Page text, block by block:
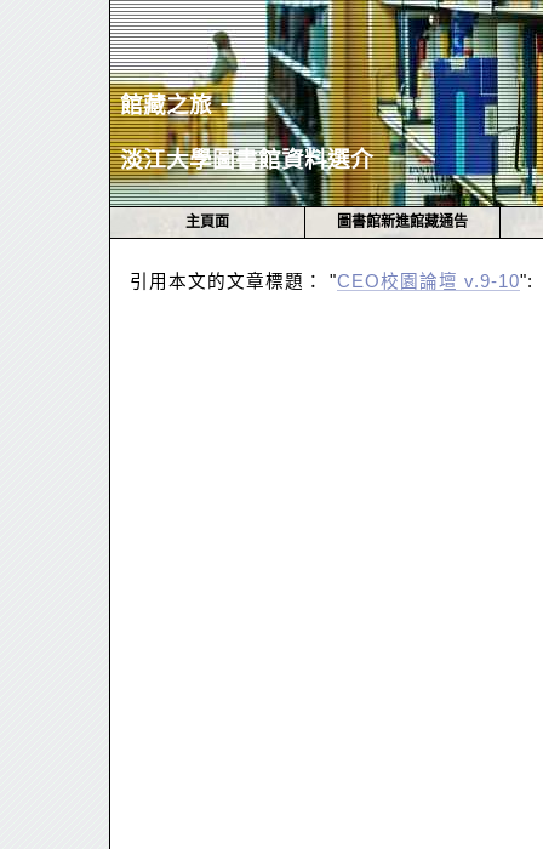
館藏之旅 －
淡江大學圖書館資料選介
主頁面 圖書館新進館藏通告
引用本文的文章標題： "CEO校園論壇 v.9-10":